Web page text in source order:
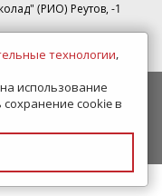
(РИО) Реутов, -1
интернет-сайт носит
ни при каких условиях
на сайте, не
положениями Статьи
технологии,
использование
cookie в